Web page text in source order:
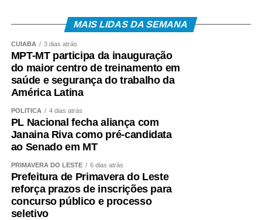
de trabalhadores recebam o abono salarial.
COMENTE ABAIXO:
WhatsApp
Facebook
TwitterMessenger
MAIS LIDAS DA SEMANA
CUIABÁ 3 dias atrás
MPT-MT participa da inauguração
do maior centro de treinamento em
saúde e segurança do trabalho da
América Latina
POLÍTICA 4 dias atrás
PL Nacional fecha aliança com
Janaina Riva como pré-candidata
ao Senado em MT
PRIMAVERA DO LESTE 6 dias atrás
Prefeitura de Primavera do Leste
reforça prazos de inscrições para
concurso público e processo
seletivo